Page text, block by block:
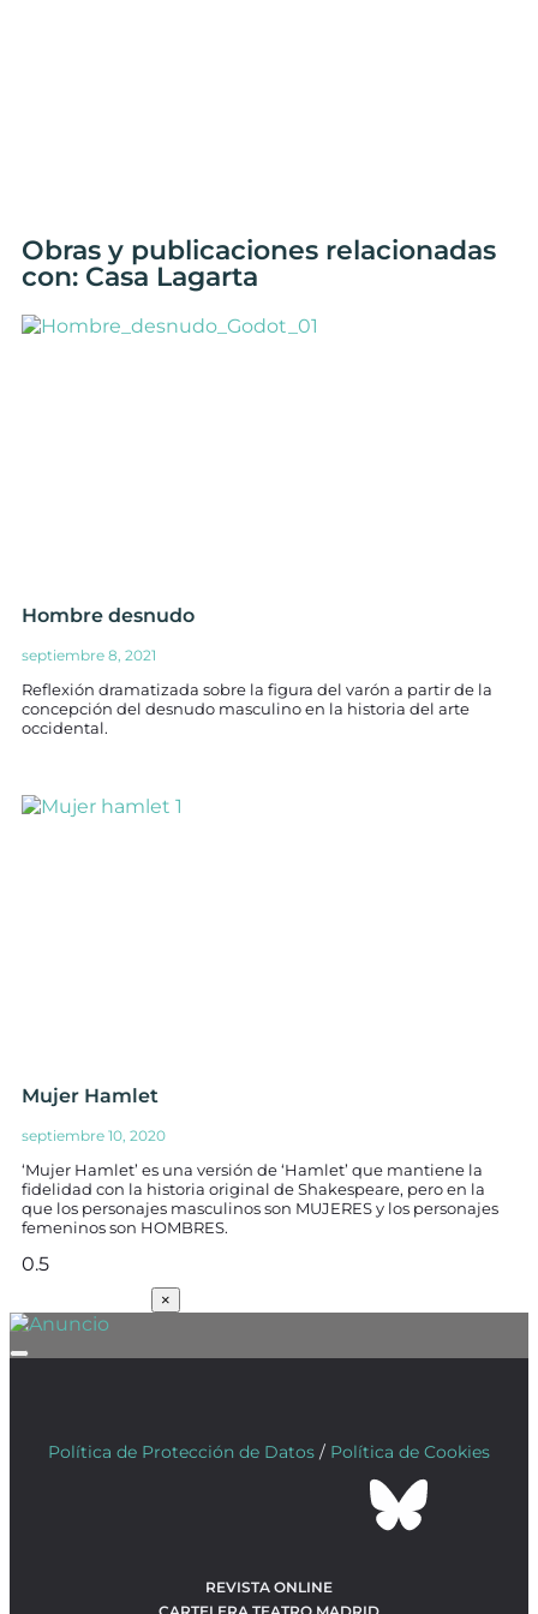
Obras y publicaciones relacionadas
con: Casa Lagarta
Hombre desnudo
septiembre 8, 2021
Reflexión dramatizada sobre la figura del varón a partir de la
concepción del desnudo masculino en la historia del arte
occidental.
Mujer Hamlet
septiembre 10, 2020
‘Mujer Hamlet’ es una versión de ‘Hamlet’ que mantiene la
fidelidad con la historia original de Shakespeare, pero en la
que los personajes masculinos son MUJERES y los personajes
femeninos son HOMBRES.
×
Política de Protección de Datos / Política de Cookies
REVISTA ONLINE